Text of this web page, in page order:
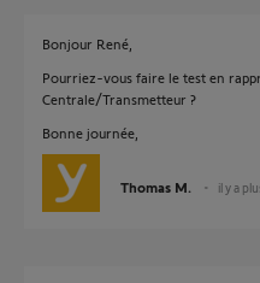
Bonjour René,
Pourriez-vous faire le test en
Centrale/Transmetteur ?
Bonne journée,
Thomas M. il y a